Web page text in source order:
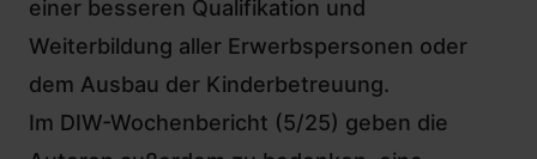
einer besseren Qualifikation und
Weiterbildung aller Erwerbspersonen oder
dem Ausbau der Kinderbetreuung.
Im DIW-Wochenbericht (5/25) geben die